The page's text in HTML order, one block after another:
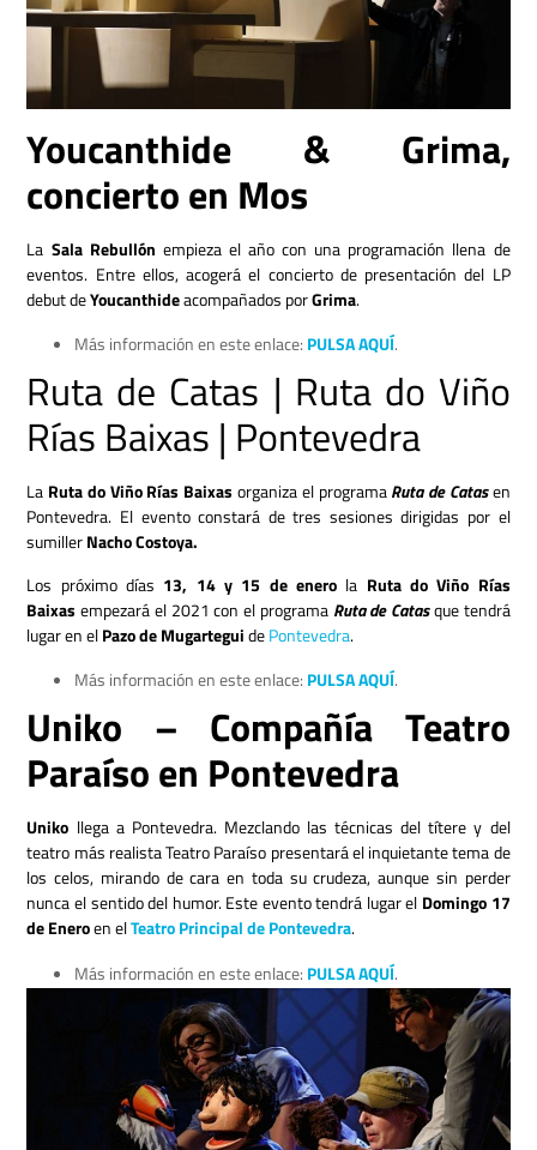
Youcanthide & Grima,
concierto en Mos
La Sala Rebullón empieza el año con una programación llena de
eventos. Entre ellos, acogerá el concierto de presentación del LP
debut deYoucanthideacompañados porGrima.
Más información en este enlace: PULSA AQUÍ.
Ruta de Catas | Ruta do Viño
Rías Baixas | Pontevedra
La Ruta do Viño Rías Baixas organiza el programaRuta de Catasen
Pontevedra. El evento constará de tres sesiones dirigidas por el
sumillerNacho Costoya.
Los próximo días 13, 14 y 15 de enero la Ruta do Viño Rías
Baixas empezará el 2021 con el programa Ruta de Catasque tendrá
lugar en elPazo de MugarteguidePontevedra.
Más información en este enlace: PULSA AQUÍ.
Uniko – Compañía Teatro
Paraíso en Pontevedra
Uniko llega a Pontevedra. Mezclando las técnicas del títere y del
teatro más realistaTeatro Paraíso presentará el inquietante tema de
los celos, mirando de cara en toda su crudeza, aunque sin perder
nunca el sentido del humor. Este evento tendrá lugar el Domingo 17
de Eneroen elTeatro Principal de Pontevedra.
Más información en este enlace: PULSA AQUÍ.